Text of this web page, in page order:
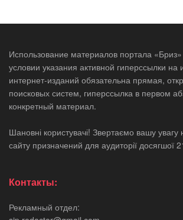
Использование материалов портала
условии указания активной гиперссылки на
интернет-изданий обязательна прямая,
поисковых систем, гиперссылка в первом
конкретный материал.
Шановні користувачі! Звертаємо вашу
сайту призначений для аудиторії досягшої
Контакты:
Рекламный отдел: